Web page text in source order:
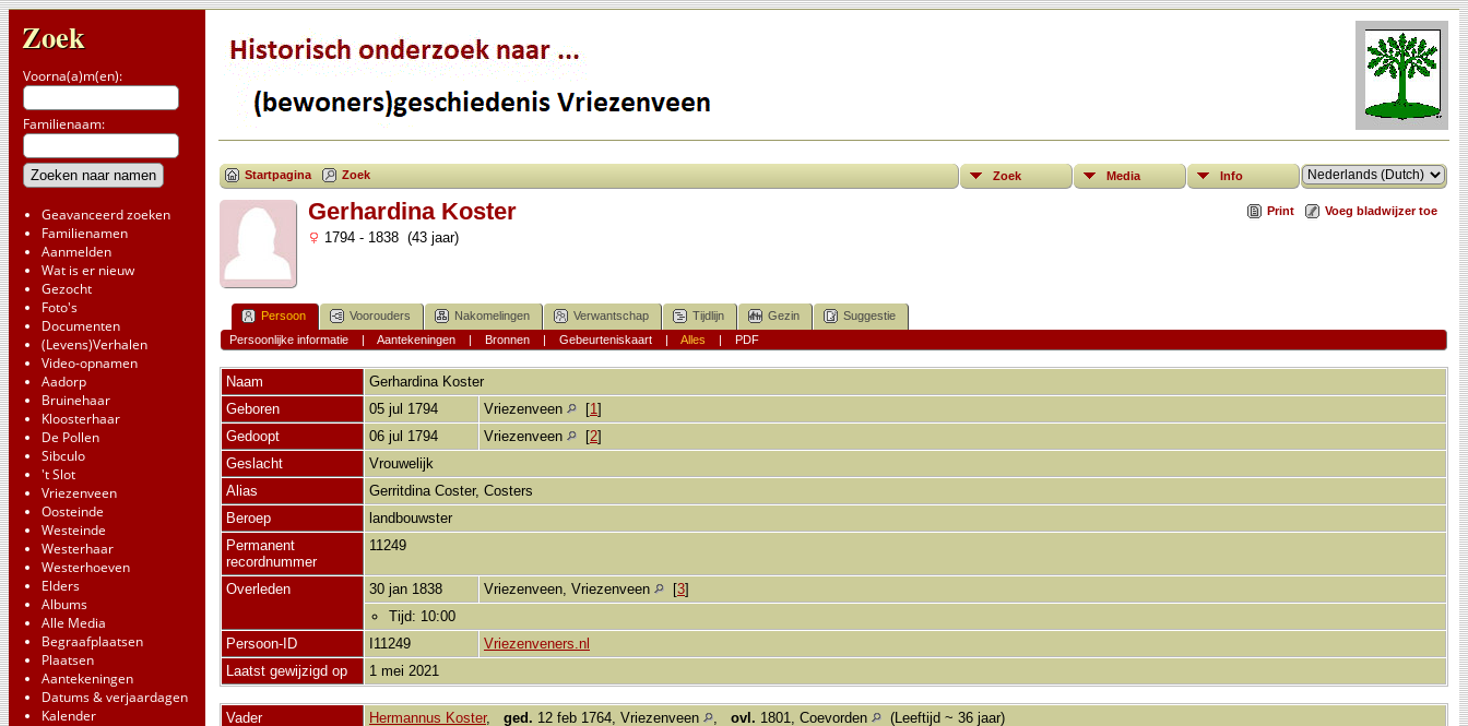
Zoek
Voorna(a)m(en):
Familienaam:
Geavanceerd zoeken
Familienamen
Aanmelden
Wat is er nieuw
Gezocht
Foto's
Documenten
(Levens)Verhalen
Video-opnamen
Aadorp
Bruinehaar
Kloosterhaar
De Pollen
Sibculo
't Slot
Vriezenveen
Oosteinde
Westeinde
Westerhaar
Westerhoeven
Elders
Albums
Alle Media
Begraafplaatsen
Plaatsen
Aantekeningen
Datums & verjaardagen
Kalender
Startpagina Zoek Zoek Media Info
Print Voeg bladwijzer toe
Gerhardina Koster
1794 - 1838 (43 jaar)
Persoon Voorouders Nakomelingen Verwantschap Tijdlijn Gezin
Suggestie
Persoonlijke informatie| Aantekeningen| Bronnen| Gebeurteniskaart| Alles | PDF
Naam Gerhardina Koster
Geboren
05 jul 1794 Vriezenveen [1]
Gedoopt
06 jul 1794 Vriezenveen [2]
Geslacht
Vrouwelijk
Alias
Gerritdina Coster, Costers
Beroep
landbouwster
Permanent
recordnummer
11249
Overleden 30 jan 1838 Vriezenveen, Vriezenveen [3]
Tijd: 10:00
Persoon-ID
I11249
Vriezenveners.nl
Laatst gewijzigd op
1 mei 2021
Vader Hermannus Koster, ged. 12 feb 1764, Vriezenveen , ovl. 1801, Coevorden
(Leeftijd ~ 36 jaar)